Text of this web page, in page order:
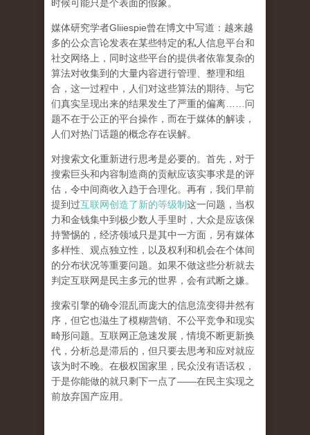
时候可能只是个表面的假象。
媒体研究学者Gliiespie曾在博文中写道：越来越
多的公众言论发表在某些特定的私人信息平台和
社交网络上，同时这些平台的提供者依靠复杂的
算法对收集到的大量内容进行管理、整理和组
合，这一过程中，人们对这些算法的期待、与它
们真实呈现出来的结果发生了严重的偏离
问
题不在于公正的平台操作，而在于媒体的解读，
人们对热门话题的概念存在误解。
对搜索文化重新进行思考是必要的。首先，对于
搜索巨头和内容制造商的贡献应该实事求是的评
估，令中间商收入趋于合理化。再有，我们早前
提到过互联网创造了新的等级制这一问题，当权
力和金钱集中到极少数人手里时，大众是应该保
持警惕的，经济领域只是其中一方面，另有媒体
多样性、观点独立性，以及权利和机会在个体间
的分布状况等重要问题。 如果不做这些分析就去
判定互联网是民主多元的世界，会有武断之嫌。
搜索引擎的确令混乱而庞大的信息流变得井然有
序，但它也滋生了模糊营销、不公平竞争和现实
畸形问题。互联网正急速发展，情境不断更新换
代，分析总是滞后的，但只要去思考和应对就应
该为时不晚。在极权国家里，民众没有语话权，
于是你能做的就只剩下一点了——在民主实现之
前放弃国产应用 。